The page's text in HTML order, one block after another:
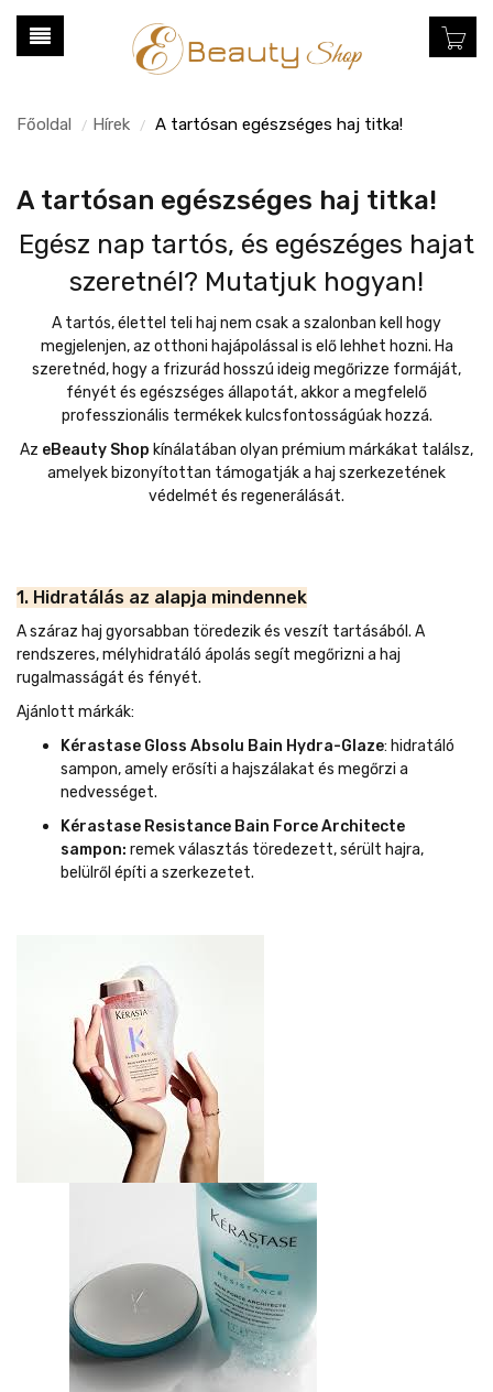
Főoldal / Hírek / A tartósan egészséges haj titka!
A tartósan egészséges haj titka!
Egész nap tartós, és egészéges hajat
szeretnél? Mutatjuk hogyan!
A tartós, élettel teli haj nem csak a szalonban kell hogy
megjelenjen, az otthoni hajápolással is elő lehhet hozni. Ha
szeretnéd, hogy a frizurád hosszú ideig megőrizze formáját,
fényét és egészséges állapotát, akkor a megfelelő
professzionális termékek kulcsfontosságúak hozzá.
Az eBeauty Shop kínálatában olyan prémium márkákat találsz,
amelyek bizonyítottan támogatják a haj szerkezetének
védelmét és regenerálását.
1. Hidratálás az alapja mindennek
A száraz haj gyorsabban töredezik és veszít tartásából. A
rendszeres, mélyhidratáló ápolás segít megőrizni a haj
rugalmasságát és fényét.
Ajánlott márkák:
Kérastase Gloss Absolu Bain Hydra-Glaze: hidratáló
sampon, amely erősíti a hajszálakat és megőrzi a
nedvességet.
Kérastase Resistance Bain Force Architecte
sampon: remek választás töredezett, sérült hajra,
belülről építi a szerkezetet.